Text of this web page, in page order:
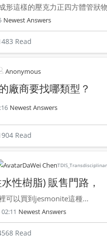
形這樣的壓克力正四方體管狀
Newest Answers
Read
Anonymous
廠商要找哪類型？
Newest Answers
Read
DaWei Chen
性樹脂) 販售門路，
可以買到jesmonite這種...
Newest Answers
Read